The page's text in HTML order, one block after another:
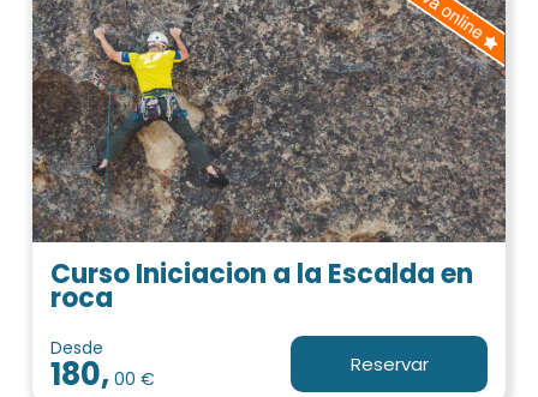
Curso Iniciacion a la Escalda en
roca
Desde
180, 00 €
Reservar